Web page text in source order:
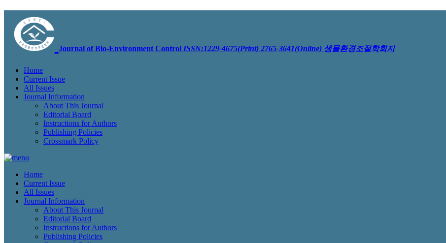
Journal of Bio-Environment Control ISSN:1229-4675(Print) 2765-3641(Online) 생물환경조절학회지
Home
Current Issue
All Issues
Journal Information
About This Journal
Editorial Board
Instructions for Authors
Publishing Policies
Crossmark Policy
Home
Current Issue
All Issues
Journal Information
About This Journal
Editorial Board
Instructions for Authors
Publishing Policies